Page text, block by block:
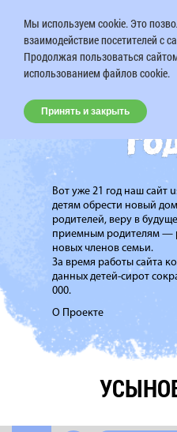
Вот уже 21 год наш сайт
детям обрести новый
родителей, веру в
приемным родителям —
новых членов семьи.
За время работы сайта
данных детей-сирот
000.
О Проекте
Мы используем cookie. Это
взаимодействие посетителей с
Продолжая пользоваться
использованием файлов cookie.
Принять и закрыть